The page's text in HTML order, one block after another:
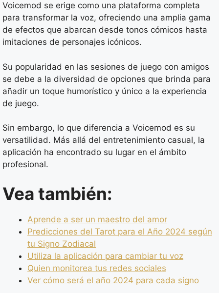
Voicemod se erige como una plataforma completa
para transformar la voz, ofreciendo una amplia gama
de efectos que abarcan desde tonos cómicos hasta
imitaciones de personajes icónicos.
Su popularidad en las sesiones de juego con amigos
se debe a la diversidad de opciones que brinda para
añadir un toque humorístico y único a la experiencia
de juego.
Sin embargo, lo que diferencia a Voicemod es su
versatilidad. Más allá del entretenimiento casual, la
aplicación ha encontrado su lugar en el ámbito
profesional.
Vea también:
Aprende a ser un maestro del amor
Predicciones del Tarot para el Año 2024 según
tu Signo Zodiacal
Utiliza la aplicación para cambiar tu voz
Quien monitorea tus redes sociales
Ver cómo será el año 2024 para cada signo